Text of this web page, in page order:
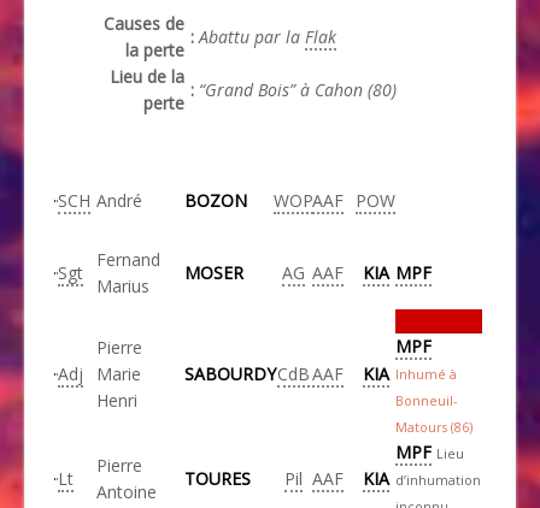
Causes de
la perte
: Abattu par la Flak
Lieu de la
perte
: “Grand Bois” à Cahon (80)
SCH André BOZON WOPAAF POW
Sgt
Fernand
Marius
MOSER AG AAF KIA MPF
Adj
Pierre
Marie
Henri
SABOURDYCdBAAF KIA
MPF
Inhumé à
Bonneuil-
Matours (86)
Lt
Pierre
Antoine
TOURES Pil AAF KIA
MPF Lieu
d’inhumation